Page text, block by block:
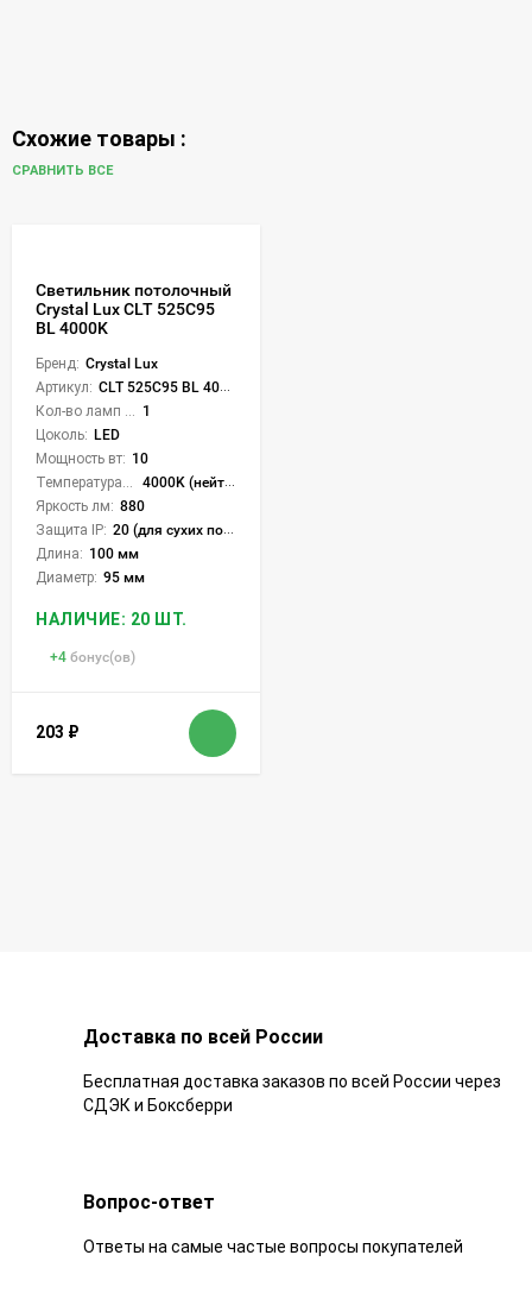
Схожие товары :
СРАВНИТЬ ВСЕ
Светильник потолочный
Crystal Lux CLT 525C95
BL 4000K
Бренд: Crystal Lux
Артикул: CLT 525C95 BL 4000K
1
Цоколь: LED
Мощность вт: 10
4000K (нейтральный)
Яркость лм: 880
Защита IP: 20 (для сухих пом.)
Длина: 100 мм
Диаметр: 95 мм
НАЛИЧИЕ: 20 ШТ.
+4 бонус(ов)
203 ₽
Доставка по всей России
Бесплатная доставка заказов по всей России через
СДЭК и Боксберри
Вопрос-ответ
Ответы на самые частые вопросы покупателей